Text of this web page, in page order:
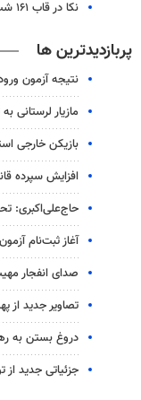
نکا در قاب ۱۶۱ شب مقاومت و همدلی
پربازدیدترین ها
نتیجه آزمون ورودی
مازیار لرستانی
بازیکن خارجی
افزایش سپرده
حاج‌علی‌اکبری:
آغاز ثبت‌نام‌
صدای انفجار
تصاویر جدید از
دروغ بستن به
جزئیاتی جدید